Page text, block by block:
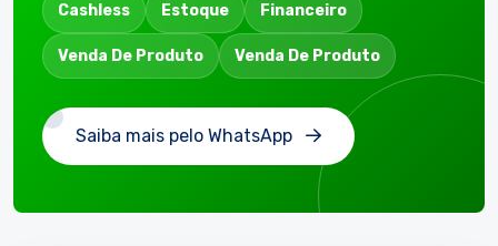
Cashless Estoque Financeiro
Venda De Produto Venda De Produto
Saiba mais pelo WhatsApp